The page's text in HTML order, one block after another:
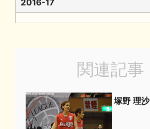
2016-17
関連記事
塚野 理沙